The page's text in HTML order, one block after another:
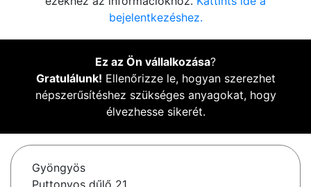
bejelentkezéshez.
Ez az Ön vállalkozása?
Gratulálunk! Ellenőrizze le, hogyan szerezhet
népszerűsítéshez szükséges anyagokat, hogy
élvezhesse sikerét.
Gyöngyös